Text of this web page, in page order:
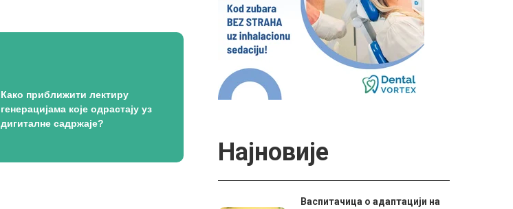
Како приближити лектиру
генерацијама које одрастају уз
дигиталне садржаје?
Најновије
Васпитачица о адаптацији на